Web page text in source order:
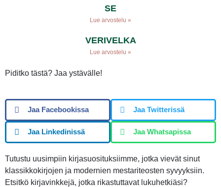
SE
Lue arvostelu »
VERIVELKA
Lue arvostelu »
Piditko tästä? Jaa ystävälle!
Jaa Facebookissa Jaa Twitterissä
Jaa Linkedinissä Jaa Whatsapissa
Tutustu uusimpiin kirjasuosituksiimme, jotka vievät sinut
klassikkokirjojen ja modernien mestariteosten syvyyksiin.
Etsitkö kirjavinkkejä, jotka rikastuttavat lukuhetkiäsi?